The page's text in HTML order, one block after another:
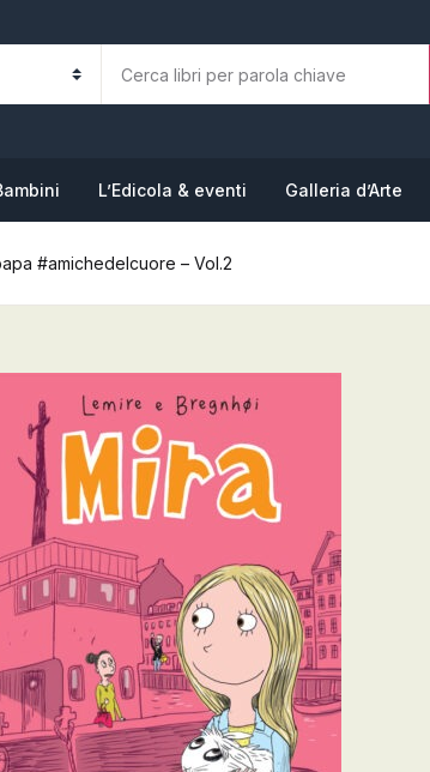
L’Edicola & eventi Galleria d’Arte
La tua
#amichedelcuore – Vol.2